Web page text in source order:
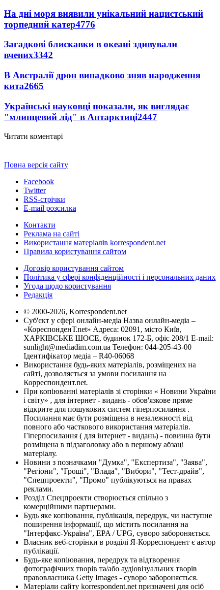
На дні моря виявили унікальний нацистський
торпедний катер4776
Загадкові блискавки в океані здивували
вчених3342
В Австралії дрон випадково зняв народження
кита2665
Українські науковці показали, як виглядає
"млинцевий лід" в Антарктиці2447
Читати коментарі
Повна версія сайту
Facebook
Twitter
RSS-стрічки
E-mail розсилка
Контакти
Реклама на сайті
Використання матеріалів korrespondent.net
Правила користування сайтом
Договір користування сайтом
Політика у сфері конфіденційності і персональних даних
Угода щодо користування
Редакція
© 2000-2026, Korrespondent.net
Суб'єкт у сфері онлайн-медіа Назва онлайн-медіа –
«КореспонденТ.net» Адреса: 02091, місто Київ,
ХАРКІВСЬКЕ ШОСЕ, будинок 172-Б, офіс 208/1 E-mail:
sunlight@mediadim.com.ua Телефон: 044-205-43-00
Ідентифікатор медіа – R40-06068
Використання будь-яких матеріалів, розміщених на
сайті, дозволяється за умови посилання на
Корреспондент.net.
При копіюванні матеріалів зі сторінки « Новини України
і світу» , для інтернет - видань - обов'язкове пряме
відкрите для пошукових систем гіперпосилання .
Посилання має бути розміщена в незалежності від
повного або часткового використання матеріалів.
Гіперпосилання ( для інтернет - видань) - повинна бути
розміщена в підзаголовку або в першому абзаці
матеріалу.
Новини з позначками "Думка", "Експертиза", "Заява",
"Регіони", "Гроші", "Влада", "Вибори", "Тест-драйв",
"Спецпроекти", "Промо" публікуються на правах
реклами.
Розділ Спецпроекти створюється спільно з
комерційними партнерами.
Будь яке копіювання, публікація, передрук, чи наступне
поширення інформації, що містить посилання на
"Інтерфакс-Україна", EPA / UPG, суворо забороняється.
Власник веб-сторінки в розділі Я-Корреспондент є автор
публікації.
Будь-яке копіювання, передрук та відтворення
фотографічних творів та/або аудіовізуальних творів
правовласника Getty Images - суворо забороняється.
Матеріали сайту korrespondent.net призначені для осіб